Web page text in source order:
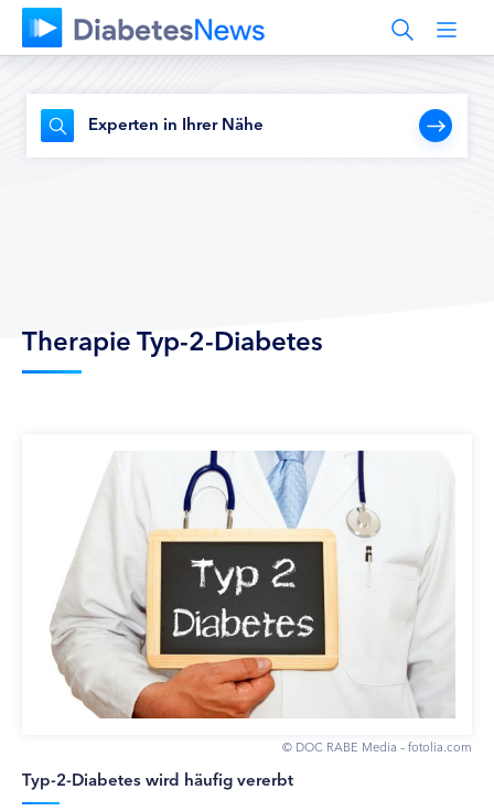
Experten in Ihrer Nähe
Therapie Typ-2-Diabetes
© DOC RABE Media – fotolia.com
Typ-2-Diabetes wird häufig vererbt